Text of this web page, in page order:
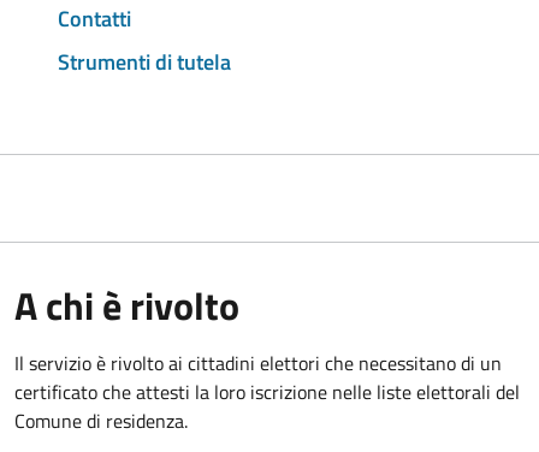
Contatti
Strumenti di tutela
A chi è rivolto
Il servizio è rivolto ai cittadini elettori che necessitano di un
certificato che attesti la loro iscrizione nelle liste elettorali del
Comune di residenza.